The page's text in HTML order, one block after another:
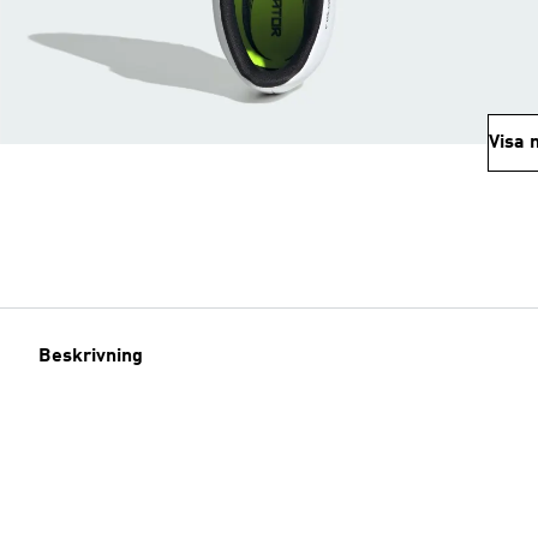
Visa
Beskrivning